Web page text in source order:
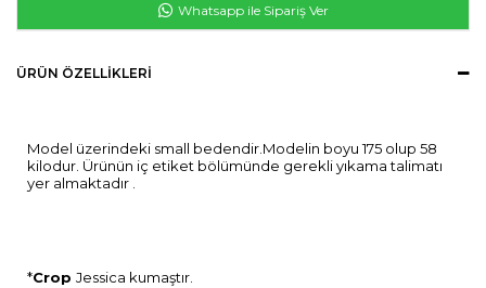
Whatsapp ile Sipariş Ver
ÜRÜN ÖZELLIKLERI
Model üzerindeki small bedendir.Modelin boyu 175 olup 58
kilodur. Ürünün iç etiket bölümünde gerekli yıkama talimatı
yer almaktadır .
*Crop Jessica kumaştır.